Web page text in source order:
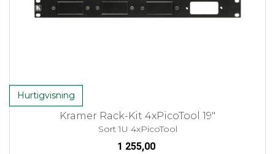
Hurtigvisning
Kramer Rack-Kit 4xPicoTool 19"
Sort 1U 4xPicoTool
1 255,00